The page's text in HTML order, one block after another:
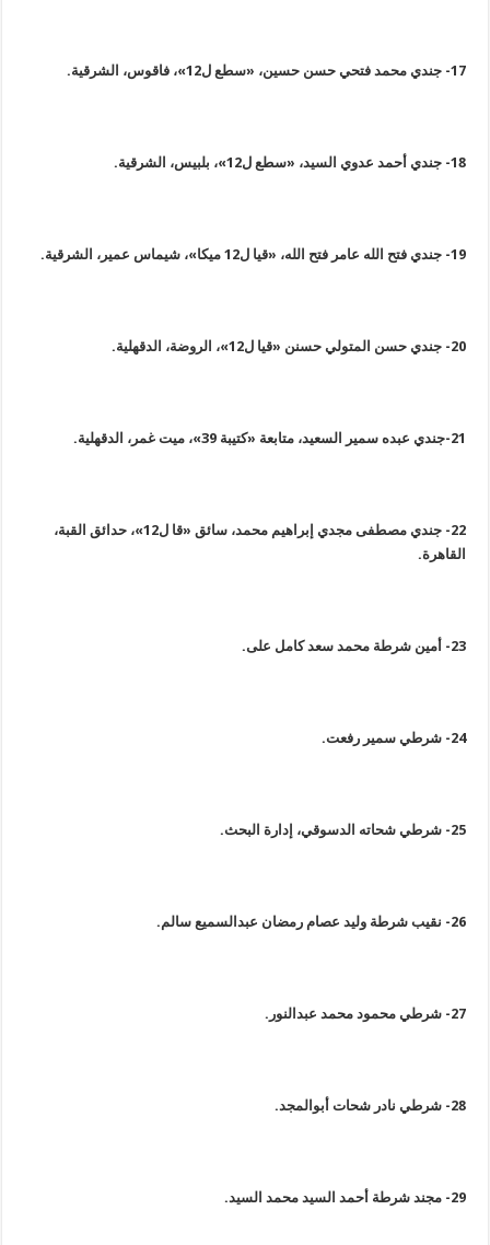
17- جندي محمد فتحي حسن حسين، «سطع ل12»، فاقوس، الشرقية .
18- جندي أحمد عدوي السيد، «سطع ل12»، بلبيس، الشرقية .
19- جندي فتح الله عامر فتح الله، «قيا ل12 ميكا»، شيماس عمير، الشرقية .
20- جندي حسن المتولي حسنن «قيا ل12»، الروضة، الدقهلية .
21- جندي عبده سمير السعيد، متابعة «كتيبة 39»، ميت غمر، الدقهلية .
22-
جندي مصطفى مجدي إبراهيم محمد، سائق «قا ل12»، حدائق القبة،
القاهرة.
23- أمين شرطة محمد سعد كامل على.
24- شرطي سمير رفعت.
25- شرطي شحاته الدسوقي، إدارة البحث.
26- نقيب شرطة وليد عصام رمضان عبدالسميع سالم.
27- شرطي محمود محمد عبدالنور .
28- شرطي نادر شحات أبوالمجد.
29- مجند شرطة أحمد السيد محمد السيد.